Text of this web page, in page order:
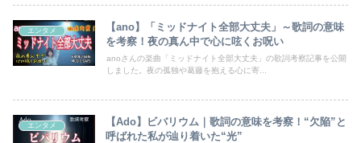
エンタメ
【ano】「ミッドナイト全部大丈夫」～歌詞の意味
を考察！夜の真ん中で心に呟くお呪い
anoさんの楽曲「ミッドナイト全部大丈夫」の歌詞考察記事を公開
しました。夜の孤独や葛藤を抱える心に寄...
エンタメ
【Ado】ビバリウム｜歌詞の意味を考察！“欠陥”と
呼ばれた私が辿り着いた“光”